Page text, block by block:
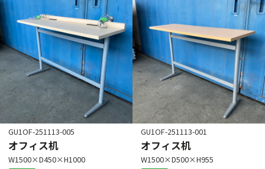
GU1OF-251113-005
オフィス机
W1500×D450×H1000
GU1OF-251113-001
オフィス机
W1500×D500×H955